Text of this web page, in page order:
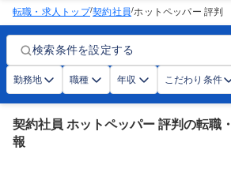
転職・求人トップ/契約社員/ホットペッパー 評判
検索条件を設定する
勤務地 職種 年収 こだわり条件
契約社員 ホットペッパー 評判の転職
報